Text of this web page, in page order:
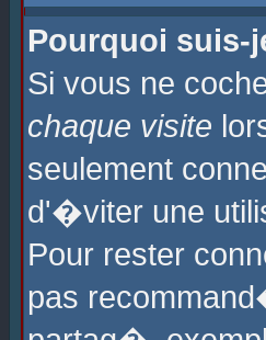
Pourquoi
Si vous ne
chaque visite
seulement
d'�viter une
Pour rester
pas